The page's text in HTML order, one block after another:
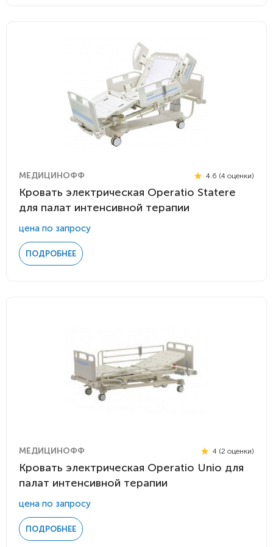
МЕДИЦИНОФФ 4.6 (4 оценки)
Кровать электрическая Operatio Statere
для палат интенсивной терапии
цена по запросу
ПОДРОБНЕЕ
МЕДИЦИНОФФ 4 (2 оценки)
Кровать электрическая Operatio Unio для
палат интенсивной терапии
цена по запросу
ПОДРОБНЕЕ